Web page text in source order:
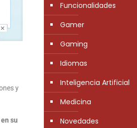
y
su
Funcionalidades
Gamer
Gaming
Idiomas
Inteligencia Artificial
Medicina
Novedades